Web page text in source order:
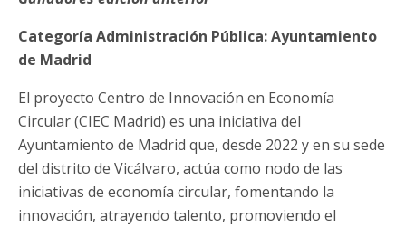
Categoría Administración Pública: Ayuntamiento
de Madrid
El proyecto Centro de Innovación en Economía
Circular (CIEC Madrid) es una iniciativa del
Ayuntamiento de Madrid que, desde 2022 y en su sede
del distrito de Vicálvaro, actúa como nodo de las
iniciativas de economía circular, fomentando la
innovación, atrayendo talento, promoviendo el